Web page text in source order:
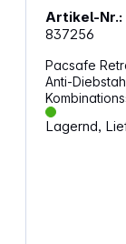
Artikel-Nr.:
837256
Pacsafe
Anti-Diebstahl
Kombinationsschloss
zusammen
Gegenstand Kabel-Durchmesser: 2,4 mm Minimale
Lagernd,